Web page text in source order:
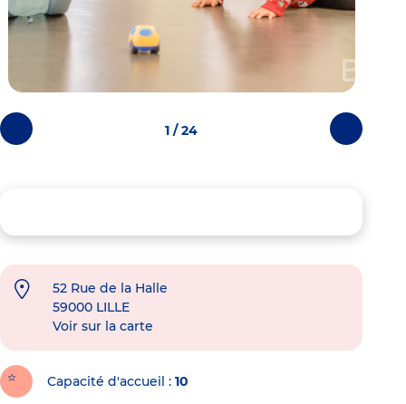
Photos
précédentes
Photos
suivantes
1 / 24
52 Rue de la Halle
59000 LILLE
Voir sur la carte
Capacité d'accueil 10